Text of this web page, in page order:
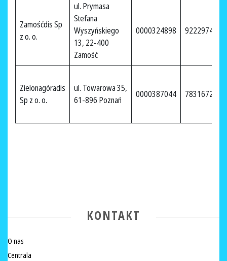
Zamośćdis Sp
z o. o.
ul. Prymasa
Stefana
Wyszyńskiego
13, 22-400
Zamość
0000324898 9222974339
Zielonagóradis
Sp z o. o.
ul. Towarowa 35,
61-896 Poznań
0000387044 7831672875
KONTAKT
O nas
Centrala